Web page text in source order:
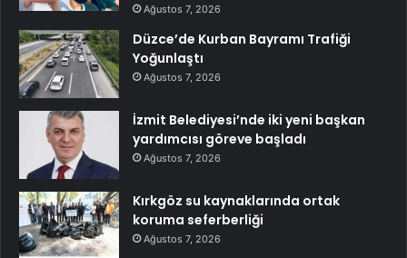
Ağustos 7, 2026
Düzce’de Kurban Bayramı Trafiği
Yoğunlaştı
Ağustos 7, 2026
İzmit Belediyesi’nde iki yeni başkan
yardımcısı göreve başladı
Ağustos 7, 2026
Kırkgöz su kaynaklarında ortak
koruma seferberliği
Ağustos 7, 2026